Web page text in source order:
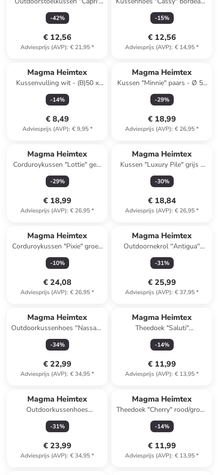
grijs - (L)40 x (B)40 cm
-42%
€ 12,56
Adviesprijs (AVP): € 21,95*
- (L)40 x (B)40 cm
-15%
€ 12,56
Adviesprijs (AVP): € 14,95*
Magma Heimtex
Kussenvulling wit - (B)50 x
(L)50 cm
-14%
€ 8,49
Adviesprijs (AVP): € 9,95*
Magma Heimtex
Kussen "Minnie" paars - Ø 50
cm
-29%
€ 18,99
Adviesprijs (AVP): € 26,95*
Magma Heimtex
Corduroykussen "Lottie" geel
- (L)45 x (B)45 cm
-29%
€ 18,99
Adviesprijs (AVP): € 26,95*
Magma Heimtex
Kussen "Luxury Pile" grijs -
(L)45 x (B)45 cm
-30%
€ 18,84
Adviesprijs (AVP): € 26,95*
Magma Heimtex
Corduroykussen "Pixie" groen
- (L)45 x (B)45 cm
-10%
€ 24,08
Adviesprijs (AVP): € 26,95*
Magma Heimtex
Outdoornekrol ''Antigua''
crème - (L)17 x (B)50 cm
-31%
€ 25,99
Adviesprijs (AVP): € 37,95*
Magma Heimtex
Outdoorkussenhoes ''Nassau''
crème/beige - (L)50 x (B)50 cm
-34%
€ 22,99
Adviesprijs (AVP): € 34,95*
Magma Heimtex
Theedoek "Saluti"
groen/lichtroze - (L)70 x (B)50
cm
-14%
€ 11,99
Adviesprijs (AVP): € 13,95*
Magma Heimtex
Outdoorkussenhoes
''Coronado'' crème - (L)50 x
(B)50 cm
-31%
€ 23,99
Adviesprijs (AVP): € 34,95*
Magma Heimtex
Theedoek "Cherry" rood/groen
- (L)70 x (B)50 cm
-14%
€ 11,99
Adviesprijs (AVP): € 13,95*